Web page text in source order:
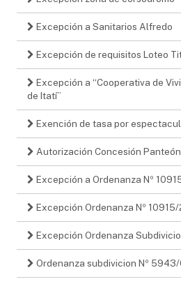
Excepción a Sanitarios Alfredo
Excepción de requisitos Loteo
Excepción a “Cooperativa de
de Itatí”
Exención de tasa por
Autorización Concesión Panteón
Excepción a Ordenanza Nº
Excepción Ordenanza Nº
Excepción Ordenanza
Ordenanza subdivicion Nº 5943/